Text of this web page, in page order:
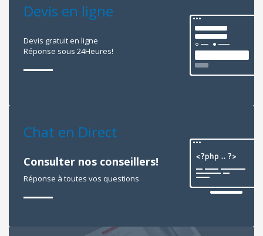
Devis en ligne
Devis gratuit en ligne
Réponse sous 24Heures!
Chat en Direct
Consulter nos conseillers!
Réponse à toutes vos questions